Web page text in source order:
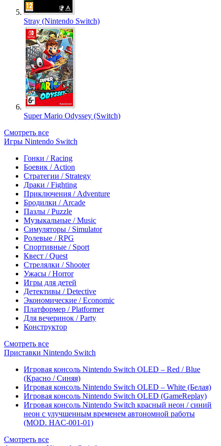
Stray (Nintendo Switch)
Super Mario Odyssey (Switch)
Смотреть все
Игры Nintendo Switch
Гонки / Racing
Боевик / Action
Стратегии / Strategy
Драки / Fighting
Приключения / Adventure
Бродилки / Arcade
Пазлы / Puzzle
Музыкальные / Music
Симуляторы / Simulator
Ролевые / RPG
Спортивные / Sport
Квест / Quest
Стрелялки / Shooter
Ужасы / Horror
Игры для детей
Детективы / Detective
Экономические / Economic
Платформер / Platformer
Для вечеринок / Party
Конструктор
Смотреть все
Приставки Nintendo Switch
Игровая консоль Nintendo Switch OLED – Red / Blue
(Красно / Синяя)
Игровая консоль Nintendo Switch OLED – White (Белая)
Игровая консоль Nintendo Switch OLED (GameReplay)
Игровая консоль Nintendo Switch красный неон / синий
неон с улучшенным временем автономной работы
(MOD. HAC-001-01)
Смотреть все